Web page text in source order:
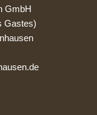
GmbH
Gastes)